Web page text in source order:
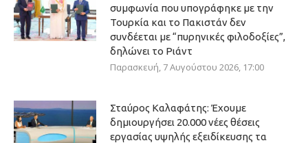
συμφωνία που υπογράφηκε με την
Τουρκία και το Πακιστάν δεν
συνδέεται με “πυρηνικές φιλοδοξίες”,
δηλώνει το Ριάντ
Παρασκευή, 7 Αυγούστου 2026, 17:00
Σταύρος Καλαφάτης: Έχουμε
δημιουργήσει 20.000 νέες θέσεις
εργασίας υψηλής εξειδίκευσης τα